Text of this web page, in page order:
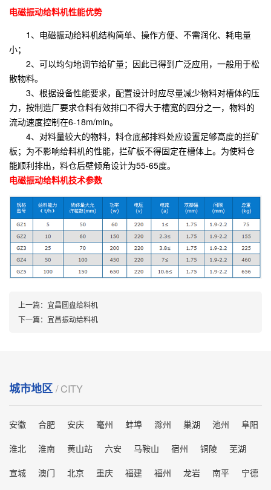
电磁振动给料机性能优势
1、电磁振动给料机结构简单、操作方便、不需润化、耗电量
小；
2、可以均匀地调节给矿量；因此已得到广泛应用，一般用于松
散物料。
3、根据设备性能要求，配置设计时应尽量减少物料对槽体的压
力，按制造厂要求仓料有效排口不得大于槽宽的四分之一，物料的
流动速度控制在6-18m/min。
4、对料量较大的物料，料仓底部排料处应设置足够高度的拦矿
板；为不影响给料机的性能，拦矿板不得固定在槽体上。为使料仓
能顺利排出，料仓后壁倾角设计为55-65度。
电磁振动给料机技术参数
上一篇： 宜昌圆盘给料机
下一篇： 宜昌振动给料机
城市地区 / CITY
安徽 合肥 安庆 毫州 蚌埠 滁州 巢湖 池州
阜阳
淮北
淮南 黄山站 六安 马鞍山 宿州 铜陵
芜湖
宣城
澳门 北京 重庆 福建 福州 龙岩 南平
宁德